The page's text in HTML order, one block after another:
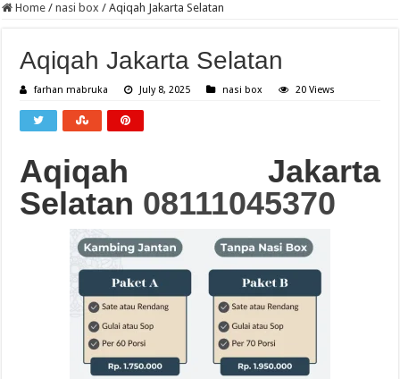
Home / nasi box / Aqiqah Jakarta Selatan
Aqiqah Jakarta Selatan
farhan mabruka July 8, 2025 nasi box 20 Views
Aqiqah Jakarta
Selatan 08111045370